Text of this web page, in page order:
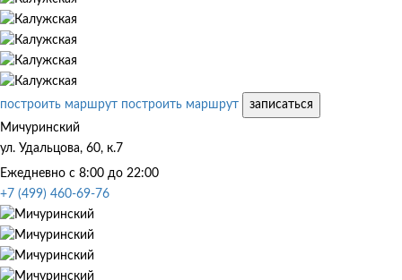
построить маршрут построить маршрут
записаться
Мичуринский
ул. Удальцова, 60, к.7
Ежедневно с 8:00 до 22:00
+7 (499) 460-69-76